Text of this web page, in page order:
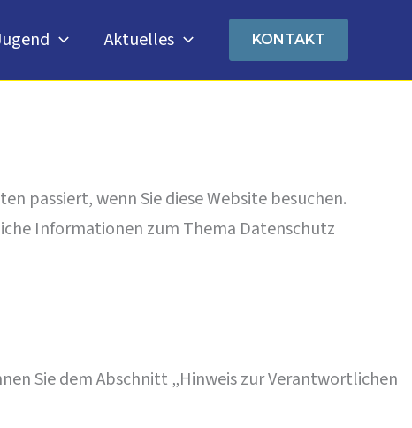
Aktuelles KONTAKT
passiert, wenn Sie diese Website besuchen.
Informationen zum Thema Datenschutz
Sie dem Abschnitt „Hinweis zur Verantwortlichen